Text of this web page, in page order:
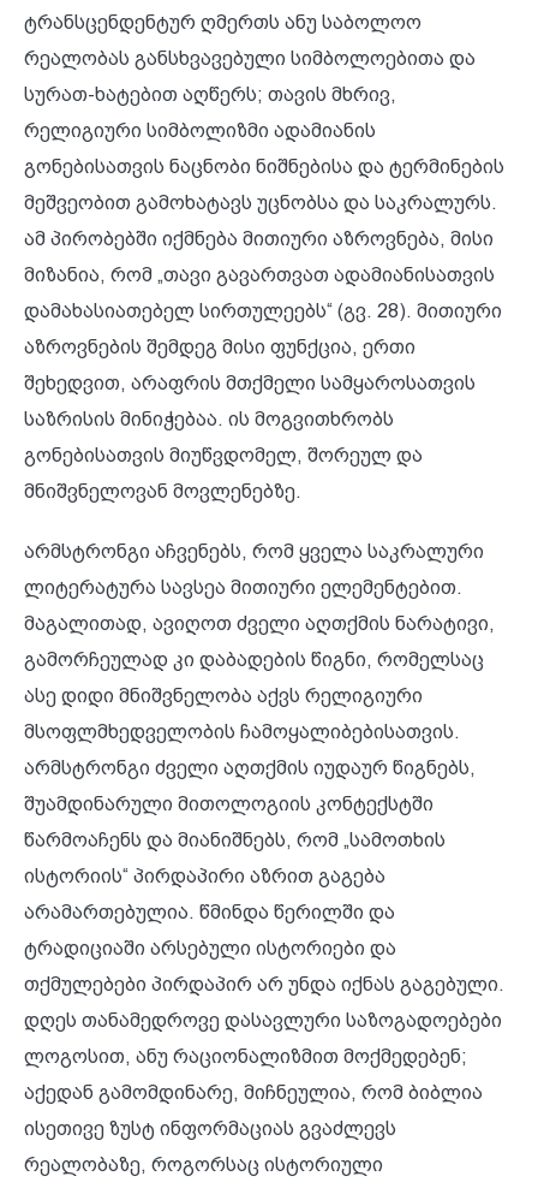
ტრანსცენდენტურ ღმერთს ანუ საბოლოო
რეალობას განსხვავებული სიმბოლოებითა და
სურათ-ხატებით აღწერს; თავის მხრივ,
რელიგიური სიმბოლიზმი ადამიანის
გონებისათვის ნაცნობი ნიშნებისა და ტერმინების
მეშვეობით გამოხატავს უცნობსა და საკრალურს.
ამ პირობებში იქმნება მითიური აზროვნება, მისი
მიზანია, რომ „თავი გავართვათ ადამიანისათვის
დამახასიათებელ სირთულეებს“ (გვ. 28). მითიური
აზროვნების შემდეგ მისი ფუნქცია, ერთი
შეხედვით, არაფრის მთქმელი სამყაროსათვის
საზრისის მინიჭებაა. ის მოგვითხრობს
გონებისათვის მიუწვდომელ, შორეულ და
მნიშვნელოვან მოვლენებზე.
არმსტრონგი აჩვენებს, რომ ყველა საკრალური
ლიტერატურა სავსეა მითიური ელემენტებით.
მაგალითად, ავიღოთ ძველი აღთქმის ნარატივი,
გამორჩეულად კი დაბადების წიგნი, რომელსაც
ასე დიდი მნიშვნელობა აქვს რელიგიური
მსოფლმხედველობის ჩამოყალიბებისათვის.
არმსტრონგი ძველი აღთქმის იუდაურ წიგნებს,
შუამდინარული მითოლოგიის კონტექსტში
წარმოაჩენს და მიანიშნებს, რომ „სამოთხის
ისტორიის“ პირდაპირი აზრით გაგება
არამართებულია. წმინდა წერილში და
ტრადიციაში არსებული ისტორიები და
თქმულებები პირდაპირ არ უნდა იქნას გაგებული.
დღეს თანამედროვე დასავლური საზოგადოებები
ლოგოსით, ანუ რაციონალიზმით მოქმედებენ;
აქედან გამომდინარე, მიჩნეულია, რომ ბიბლია
ისეთივე ზუსტ ინფორმაციას გვაძლევს
რეალობაზე, როგორსაც ისტორიული